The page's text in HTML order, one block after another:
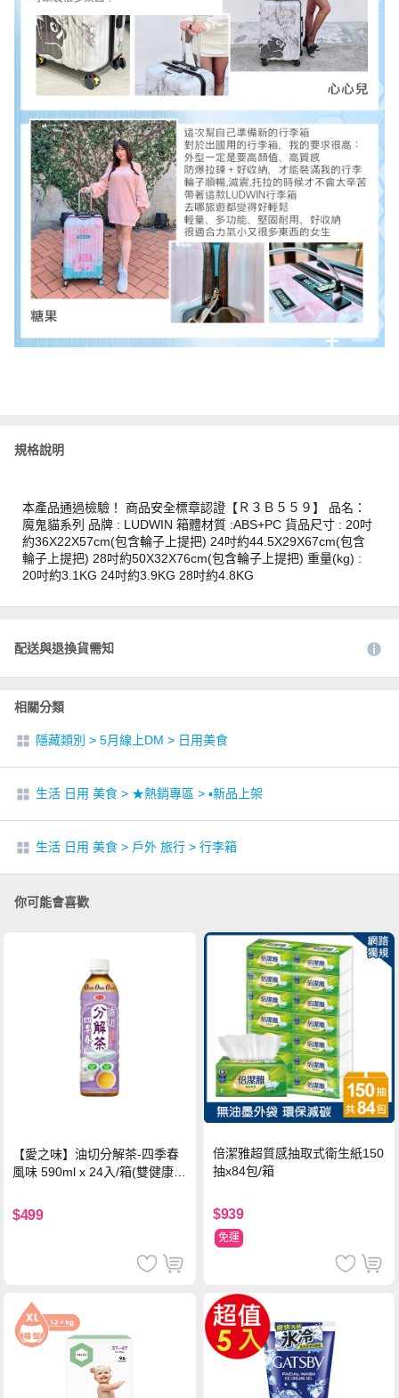
規格說明
本產品通過檢驗！ 商品安全標章認證【Ｒ３Ｂ５５９】 品名：
魔鬼貓系列 品牌 : LUDWIN 箱體材質 :ABS+PC 貨品尺寸 : 20吋
約36X22X57cm(包含輪子上提把) 24吋約44.5X29X67cm(包含
輪子上提把) 28吋約50X32X76cm(包含輪子上提把) 重量(kg) :
20吋約3.1KG 24吋約3.9KG 28吋約4.8KG
配送與退換貨需知
相關分類
隱藏類別 > 5月線上DM > 日用美食
生活 日用 美食 > ★熱銷專區 > ▪︎新品上架
生活 日用 美食 > 戶外 旅行 > 行李箱
你可能會喜歡
【愛之味】油切分解茶-四季春
風味 590ml x 24入/箱(雙健康認
$499
倍潔雅超質感抽取式衛生紙150
抽x84包/箱
$939
免運